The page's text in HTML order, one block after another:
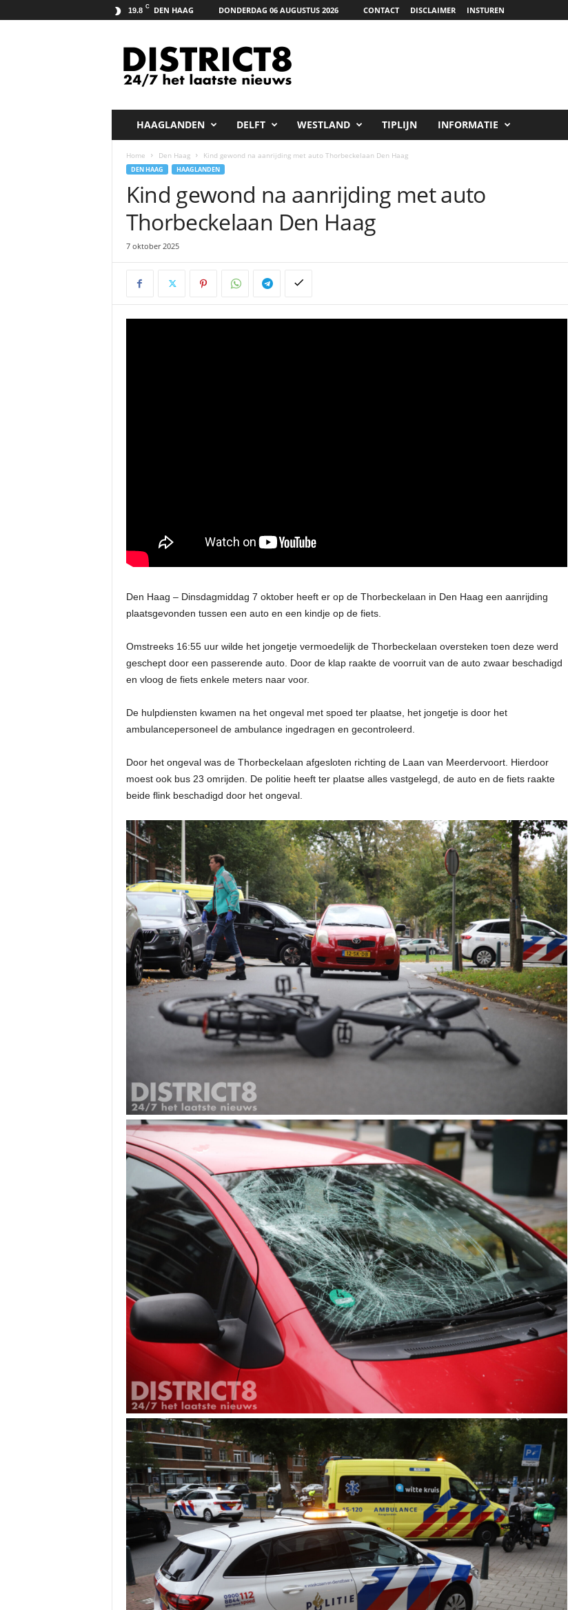
19.8 C DEN HAAG DONDERDAG 06 AUGUSTUS 2026 CONTACT DISCLAIMER INSTUREN
HAAGLANDEN DELFT WESTLAND TIPLIJN INFORMATIE
Home Den Haag Kind gewond na aanrijding met auto Thorbeckelaan Den Haag
DEN HAAG HAAGLANDEN
Kind gewond na aanrijding met auto
Thorbeckelaan Den Haag
7 oktober 2025
Den Haag – Dinsdagmiddag 7 oktober heeft er op de Thorbeckelaan in Den Haag een aanrijding
plaatsgevonden tussen een auto en een kindje op de fiets.
Omstreeks 16:55 uur wilde het jongetje vermoedelijk de Thorbeckelaan oversteken toen deze werd
geschept door een passerende auto. Door de klap raakte de voorruit van de auto zwaar beschadigd
en vloog de fiets enkele meters naar voor.
De hulpdiensten kwamen na het ongeval met spoed ter plaatse, het jongetje is door het
ambulancepersoneel de ambulance ingedragen en gecontroleerd.
Door het ongeval was de Thorbeckelaan afgesloten richting de Laan van Meerdervoort. Hierdoor
moest ook bus 23 omrijden. De politie heeft ter plaatse alles vastgelegd, de auto en de fiets raakte
beide flink beschadigd door het ongeval.